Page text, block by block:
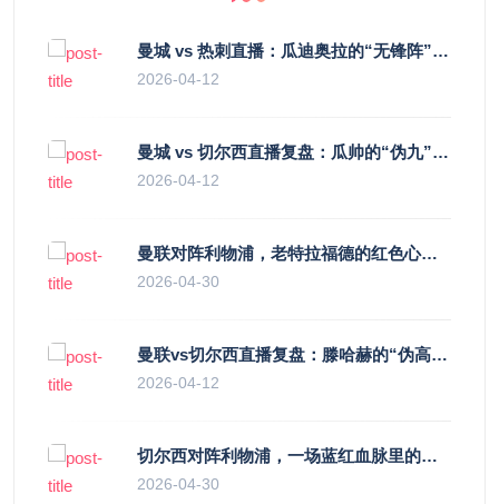
曼城 vs 热刺直播：瓜迪奥拉的“无锋阵”是天才设计还是自废武功？
2026-04-12
曼城 vs 切尔西直播复盘：瓜帅的“伪九”陷阱，如何绞杀蓝军的“三中卫”？
2026-04-12
曼联对阵利物浦，老特拉福德的红色心跳与蓝色暗涌
2026-04-30
曼联vs切尔西直播复盘：滕哈赫的“伪高位”与波切蒂诺的“无锋阵”，谁更拧巴？
2026-04-12
切尔西对阵利物浦，一场蓝红血脉里的恩怨与忠诚
2026-04-30